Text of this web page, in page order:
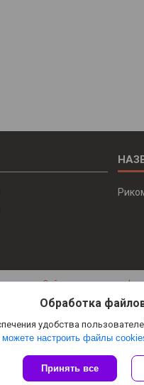
Сайт создан на
Политика обработки
Обработка
удобства
настроить файлы
Принять все
РикомБай-Групп |
Select Language